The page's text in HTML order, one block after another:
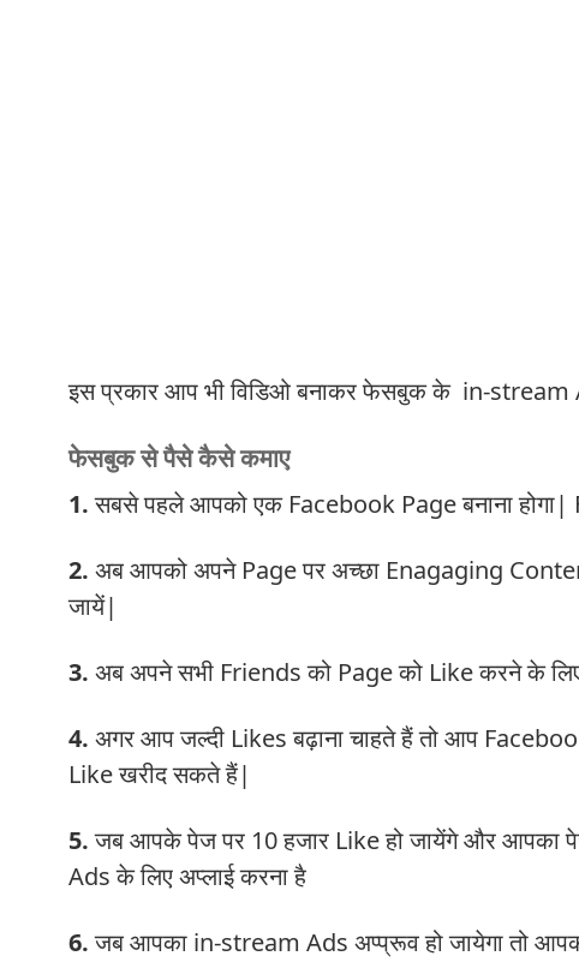
इस प्रकार आप भी विडिओ बनाकर फेसबुक के in-
फेसबुक से पैसे कैसे कमाए
1.सबसे पहले आपको एक Facebook Page बनाना
2. अब आपको अपने Page पर अच्छा Enagaging
जायें|
3. अब अपने सभी Friends को Page को Like करने के
4. अगर आप जल्दी Likes बढ़ाना चाहते हैं तो आप
Like खरीद सकते हैं|
5.जब आपके पेज पर 10 हजार Like हो जायेंगे और आपका
Ads के लिए अप्लाई करना है
6.जब आपका in-stream Ads अप्प्रूव हो जायेगा तो